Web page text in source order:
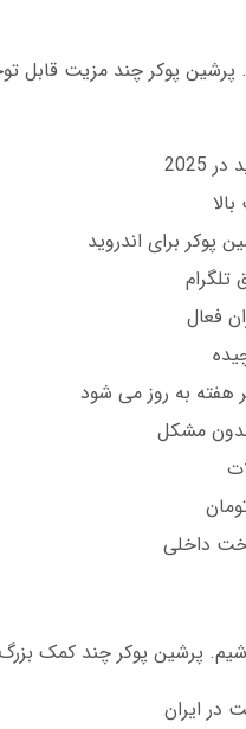
پوکر چند مزیت قابل
پوکر برای اندروید
فعال
به روز می شود
بدون مشکل
داخلی
پرشین پوکر چند کمک
در ایران